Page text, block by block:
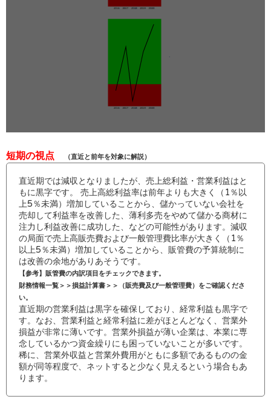
短期の視点 （直近と前年を対象に解説）
直近期では減収となりましたが、売上総利益・営業利益はと
もに黒字です。 売上高総利益率は前年よりも大きく（1％以
上5％未満）増加していることから、儲かっていない会社を
売却して利益率を改善した、薄利多売をやめて儲かる商材に
注力し利益改善に成功した、などの可能性があります。減収
の局面で売上高販売費および一般管理費比率が大きく（1％
以上5％未満）増加していることから、販管費の予算統制に
は改善の余地がありあそうです。
【参考】販管費の内訳項目をチェックできます。
財務情報一覧＞＞損益計算書＞＞（販売費及び一般管理費）をご確認くださ
い。
直近期の営業利益は黒字を確保しており、経常利益も黒字で
す。なお、営業利益と経常利益に差がほとんどなく、営業外
損益が非常に薄いです。営業外損益が薄い企業は、本業に専
念しているかつ資金繰りにも困っていないことが多いです。
稀に、営業外収益と営業外費用がともに多額であるものの金
額が同等程度で、ネットすると少なく見えるという場合もあ
ります。